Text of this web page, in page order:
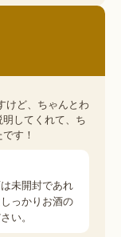
けど、ちゃんとわ
してくれて、ち
す！
未開封であれ
っかりお酒の
い。